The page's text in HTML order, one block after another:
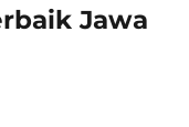
Jawa